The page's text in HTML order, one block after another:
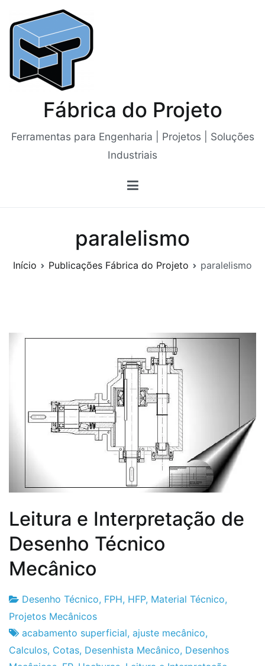
para
conteúdo
Fábrica do Projeto
Ferramentas para Engenharia | Projetos | Soluções
Industriais
paralelismo
Início Publicações Fábrica do Projeto paralelismo
Leitura e Interpretação de
Desenho Técnico
Mecânico
Fabrica
do
Projeto
8
de
Março
Desenho Técnico, FPH, HFP, Material Técnico,
Projetos Mecânicos
acabamento superficial, ajuste mecânico,
Calculos, Cotas, Desenhista Mecânico, Desenhos